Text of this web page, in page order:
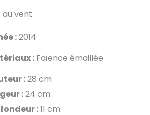
au vent
:2014
: Faïence émaillée
:28 cm
:24 cm
:11 cm